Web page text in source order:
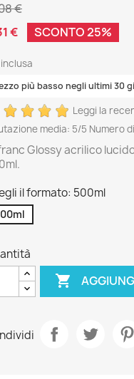
€
€
SCONTO 25%
inclusa
più basso negli ultimi 30
Leggi la
media: 5/5 Numero
Glossy acrilico
il formato: 500ml
